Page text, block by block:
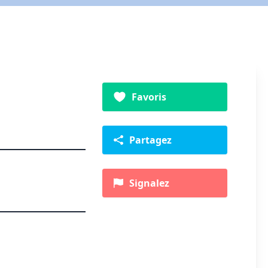
Favoris
Partagez
Signalez